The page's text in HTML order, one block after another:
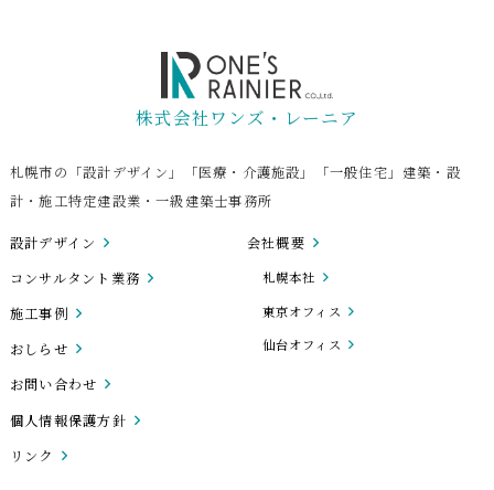
株式会社ワンズ・レーニア
札幌市の「設計デザイン」「医療・介護施設」「一般住宅」建築・設
計・施工特定建設業・一級建築士事務所
設計デザイン
コンサルタント業務
施工事例
おしらせ
会社概要
札幌本社
東京オフィス
仙台オフィス
お問い合わせ
個人情報保護方針
リンク